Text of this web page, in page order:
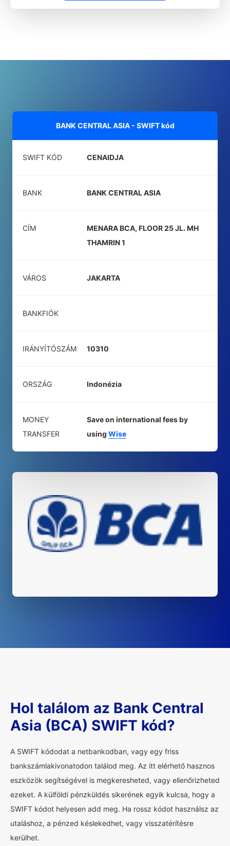
BANK CENTRAL ASIA - SWIFT kód
SWIFT KÓD CENAIDJA
BANK BANK CENTRAL ASIA
CÍM
MENARA BCA, FLOOR 25 JL. MH
THAMRIN 1
VÁROS JAKARTA
BANKFIÓK
IRÁNYÍTÓSZÁM 10310
ORSZÁG Indonézia
MONEY
TRANSFER
Save on international fees by
using Wise
Hol találom az Bank Central
Asia (BCA) SWIFT kód?
A SWIFT kódodat a netbankodban, vagy egy friss
bankszámlakivonatodon találod meg. Az itt elérhető hasznos
eszközök segítségével is megkeresheted, vagy ellenőrizheted
ezeket. A külföldi pénzküldés sikerének egyik kulcsa, hogy a
SWIFT kódot helyesen add meg. Ha rossz kódot használsz az
utaláshoz, a pénzed késlekedhet, vagy visszatérítésre
kerülhet.